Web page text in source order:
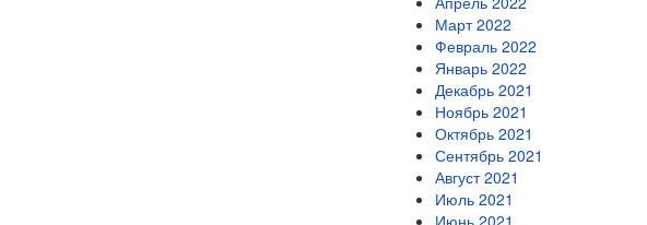
Март 2022
Февраль 2022
Январь 2022
Декабрь 2021
Ноябрь 2021
Октябрь 2021
Сентябрь 2021
Август 2021
Июль 2021
Июнь 2021